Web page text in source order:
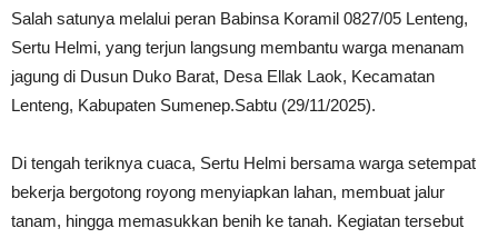
Salah satunya melalui peran Babinsa Koramil 0827/05 Lenteng,
Sertu Helmi, yang terjun langsung membantu warga menanam
jagung di Dusun Duko Barat, Desa Ellak Laok, Kecamatan
Lenteng, Kabupaten Sumenep.Sabtu (29/11/2025).
Di tengah teriknya cuaca, Sertu Helmi bersama warga setempat
bekerja bergotong royong menyiapkan lahan, membuat jalur
tanam, hingga memasukkan benih ke tanah. Kegiatan tersebut